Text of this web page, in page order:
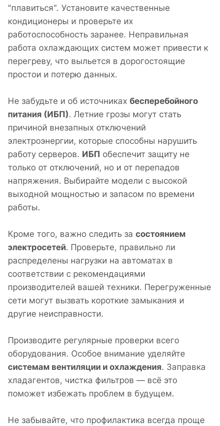
"плавиться". Установите качественные
кондиционеры и проверьте их
работоспособность заранее. Неправильная
работа охлаждающих систем может привести к
перегреву, что выльется в дорогостоящие
простои и потерю данных.
Не забудьте и об источниках бесперебойного
питания (ИБП). Летние грозы могут стать
причиной внезапных отключений
электроэнергии, которые способны нарушить
работу серверов. ИБП обеспечит защиту не
только от отключений, но и от перепадов
напряжения. Выбирайте модели с высокой
выходной мощностью и запасом по времени
работы.
Кроме того, важно следить за состоянием
электросетей. Проверьте, правильно ли
распределены нагрузки на автоматах в
соответствии с рекомендациями
производителей вашей техники. Перегруженные
сети могут вызвать короткие замыкания и
другие неисправности.
Производите регулярные проверки всего
оборудования. Особое внимание уделяйте
системам вентиляции и охлаждения. Заправка
хладагентов, чистка фильтров — всё это
поможет избежать проблем в будущем.
Не забывайте, что профилактика всегда проще